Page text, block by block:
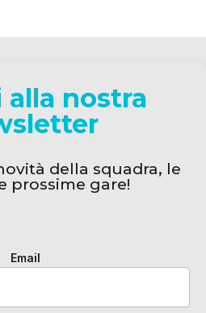
nostra
della squadra, le
prossime gare!
Email